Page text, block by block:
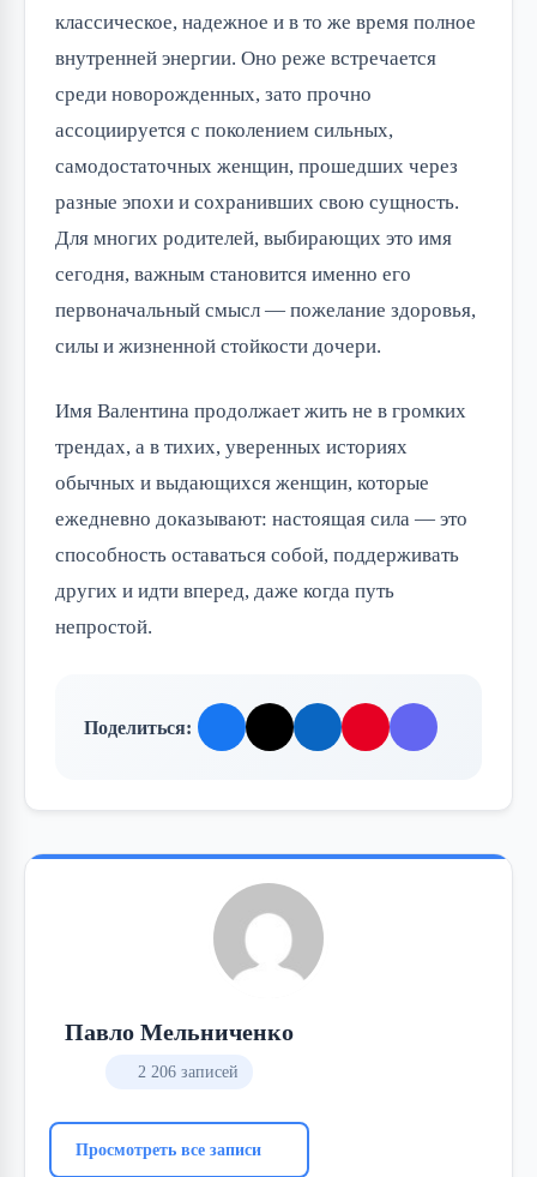
классическое, надежное и в то же время полное
внутренней энергии. Оно реже встречается
среди новорожденных, зато прочно
ассоциируется с поколением сильных,
самодостаточных женщин, прошедших через
разные эпохи и сохранивших свою сущность.
Для многих родителей, выбирающих это имя
сегодня, важным становится именно его
первоначальный смысл — пожелание здоровья,
силы и жизненной стойкости дочери.
Имя Валентина продолжает жить не в громких
трендах, а в тихих, уверенных историях
обычных и выдающихся женщин, которые
ежедневно доказывают: настоящая сила — это
способность оставаться собой, поддерживать
других и идти вперед, даже когда путь
непростой.
Поделиться:
Павло Мельниченко
2 206 записей
Просмотреть все записи